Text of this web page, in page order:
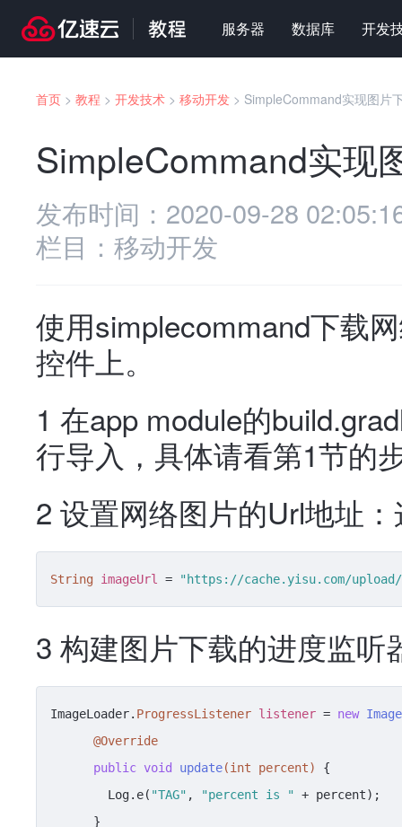
服务器 数据库 开发
首页 > 教程 > 开发技术 > 移动开发 > SimpleCommand实现图片
SimpleCommand实现
发布时间： 2020-09-28
栏目： 移动开发
使用simplecommand下载
控件上。
1 在app module的
行导入，具体请看第1节的
2 设置网络图片的Url地址
String imageUrl = "https://cache.yisu.com/upload/
3 构建图片下载的进度监听
ImageLoader. ProgressListener listener = new
@Override
public void update(int percent)
{
        Log.e(
"TAG" , "percent is " + percent);